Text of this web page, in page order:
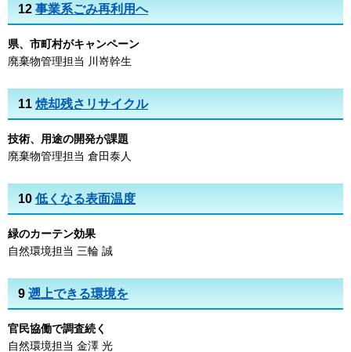
12 事業系ごみ再利用へ
県、市町村がキャンペーン
廃棄物管理担当 川嵜幹生
11 焼却残さリサイクル
技術、用途の開発が課題
廃棄物管理担当 倉田泰人
10 低くなる表面温度
緑のカーテン効果
自然環境担当 三輪 誠
9 遡上できる環境を
官民協働で調査続く
自然環境担当 金澤 光